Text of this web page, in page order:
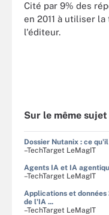
Cité par 9% des
en 2011 à utiliser
l'éditeur.
Sur le même sujet
Dossier Nutanix : ce
–TechTarget LeMagIT
Agents IA et IA
–TechTarget LeMagIT
Applications et
de l'IA ...
–TechTarget LeMagIT